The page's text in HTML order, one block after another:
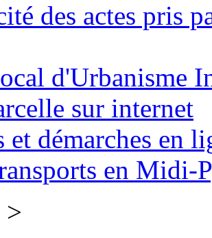
des actes pris
d'Urbanisme
sur internet
et démarches en
en Midi-
>